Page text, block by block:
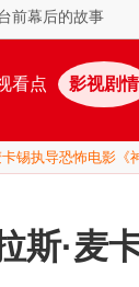
前幕后的故事
看点 影视剧情
锡执导恐怖电影《
斯·麦